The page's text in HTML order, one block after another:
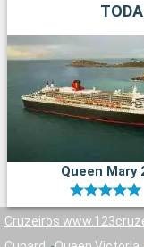
Queen Mary
Cruzeiros